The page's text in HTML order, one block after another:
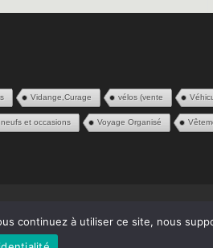
Vidange,Curage vélos (vente
et occasions Voyage Organisé
continuez à utiliser ce site, nous